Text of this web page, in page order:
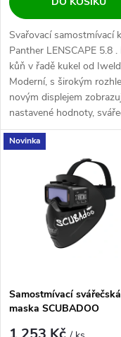
Svařovací samostmívací
Panther LENSCAPE 5.8 .
kůň v řadě kukel od
Moderní, s širokým
novým displejem
nastavené hodnoty,
Novinka
Samostmívací svářečská
maska SCUBADOO